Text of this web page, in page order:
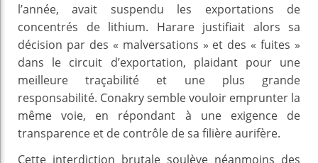
l’année, avait suspendu les exportations de
concentrés de lithium. Harare justifiait alors sa
décision par des « malversations » et des « fuites »
dans le circuit d’exportation, plaidant pour une
meilleure traçabilité et une plus grande
responsabilité. Conakry semble vouloir emprunter la
même voie, en répondant à une exigence de
transparence et de contrôle de sa filière aurifère.
Cette interdiction brutale soulève néanmoins des